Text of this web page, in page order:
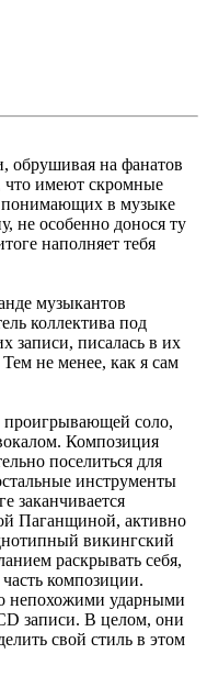
обрушивая на фанатов
что имеют скромные
понимающих в музыке
не особенно донося ту
наполняет тебя
музыкантов
коллектива под
записи, писалась в их
не менее, как я сам
проигрывающей соло,
Композиция
поселиться для
инструменты
заканчивается
Паганщиной, активно
викингский
раскрывать себя,
композиции.
непохожими ударными
записи. В целом, они
свой стиль в этом